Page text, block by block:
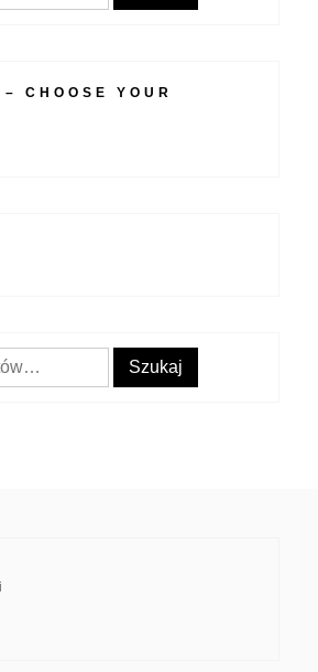
CHOOSE YOUR
Szukaj